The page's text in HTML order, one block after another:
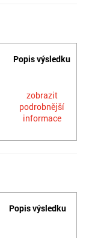
Popis výsledku
zobrazit
podrobnější
informace
Popis výsledku